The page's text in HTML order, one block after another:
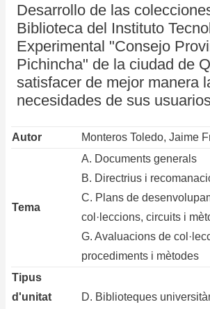
Desarrollo de las
Biblioteca del Instituto
Experimental "Consejo
Pichincha" de la ciudad de
satisfacer de mejor manera
necesidades de sus
Autor Monteros Toledo, Jaime
Tema
A. Documents generals
B. Directrius i
C. Plans de
col·leccions, circuits i
G. Avaluacions de
procediments i mètodes
Tipus
d'unitat
D. Biblioteques